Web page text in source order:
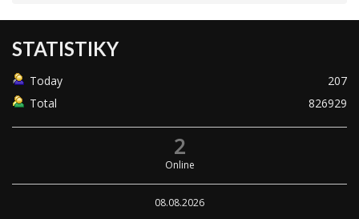
STATISTIKY
Today
207
Total
826929
2
Online
08.08.2026